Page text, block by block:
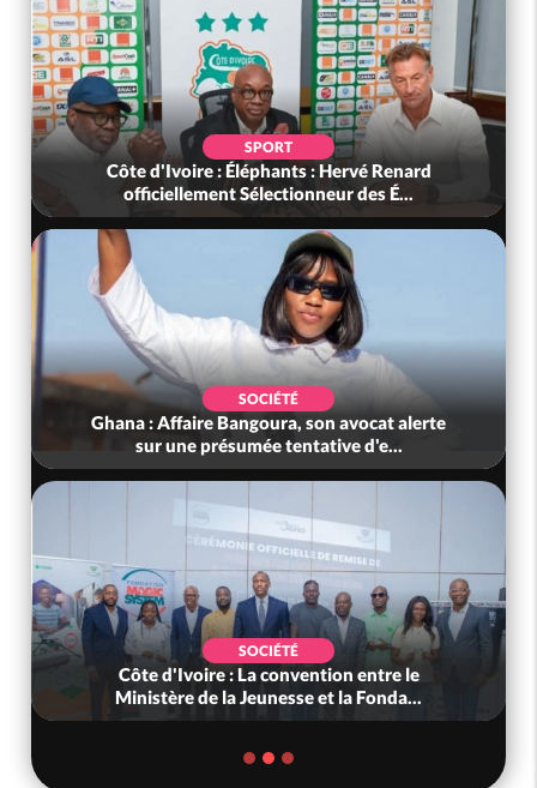
SPORT
Côte d'Ivoire : Éléphants : Hervé Renard
officiellement Sélectionneur des É...
SOCIÉTÉ
Ghana : Affaire Bangoura, son avocat alerte
sur une présumée tentative d'e...
SOCIÉTÉ
Côte d'Ivoire : La convention entre le
Ministère de la Jeunesse et la Fonda...